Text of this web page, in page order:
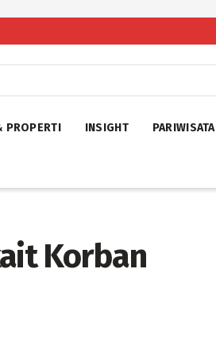
PROPERTI INSIGHT PARIWISATA
Korban